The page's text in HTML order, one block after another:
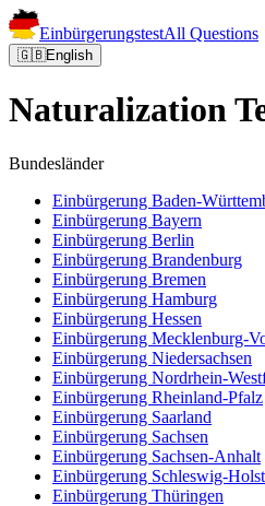
EinbürgerungstestAll Questions
🇬🇧English
Naturalization
Bundesländer
Einbürgerung Baden-
Einbürgerung Bayern
Einbürgerung Berlin
Einbürgerung Brandenburg
Einbürgerung Bremen
Einbürgerung Hamburg
Einbürgerung Hessen
Einbürgerung Mecklenburg-
Einbürgerung Niedersachsen
Einbürgerung Nordrhein-
Einbürgerung Rheinland-Pfalz
Einbürgerung Saarland
Einbürgerung Sachsen
Einbürgerung Sachsen-Anhalt
Einbürgerung Schleswig-
Einbürgerung Thüringen